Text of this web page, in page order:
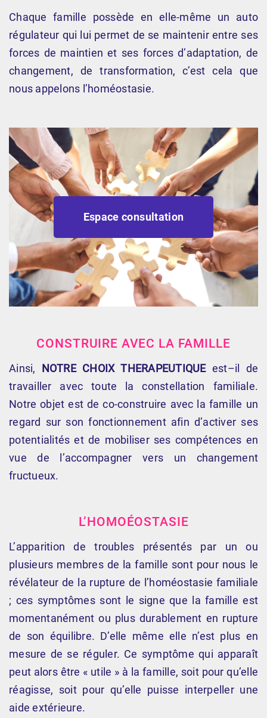
Chaque famille possède en elle-même un auto
régulateur qui lui permet de se maintenir entre ses
forces de maintien et ses forces d’adaptation, de
changement, de transformation, c’est cela que
nous appelons l’homéostasie.
Espace consultation
CONSTRUIRE AVEC LA FAMILLE
Ainsi, NOTRE CHOIX THERAPEUTIQUEest–il de
travailler avec toute la constellation familiale.
Notre objet est de co-construire avec la famille un
regard sur son fonctionnement afin d’activer ses
potentialités et de mobiliser ses compétences en
vue de l’accompagner vers un changement
fructueux.
L’HOMOÉOSTASIE
L’apparition de troubles présentés par un ou
plusieurs membres de la famille sont pour nous le
révélateur de la rupture de l’homéostasie familiale
; ces symptômes sont le signe que la famille est
momentanément ou plus durablement en rupture
de son équilibre. D’elle même elle n’est plus en
mesure de se réguler. Ce symptôme qui apparaît
peut alors être « utile » à la famille, soit pour qu’elle
réagisse, soit pour qu’elle puisse interpeller une
aide extérieure.